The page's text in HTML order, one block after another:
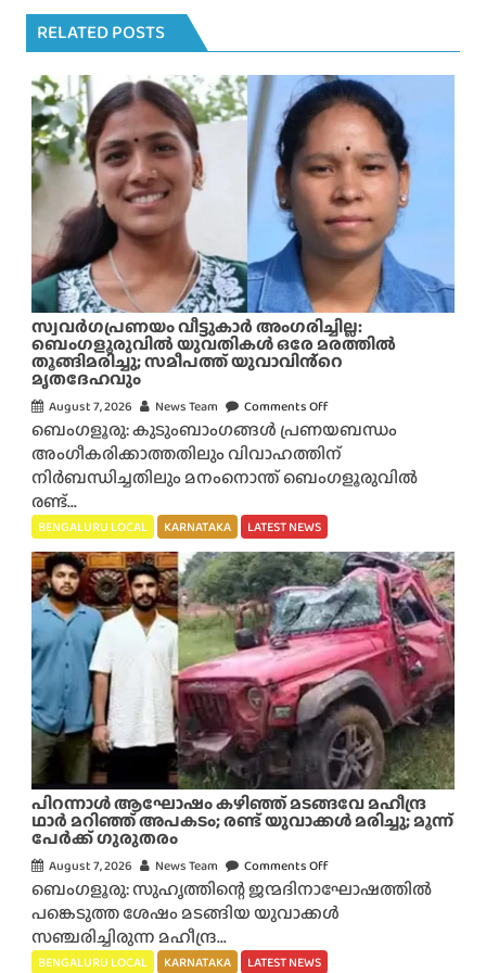
RELATED POSTS
സ്വവർഗപ്രണയം വീട്ടുകാർ അംഗരിച്ചില്ല:
ബെംഗളൂരുവിൽ യുവതികൾ ഒരേ മരത്തിൽ
തൂങ്ങിമരിച്ചു; സമീപത്ത് യുവാവിൻ്റെ
മൃതദേഹവും
August 7, 2026 News Team Comments Off
n
സ്വ
വ
പ്ര
ണ
യം
വീ
ട്ടു
കാ
ർ
അം
ഗ
രി
ച്ചി
ല്ല
ഗ
ളൂ
ബെംഗളൂരു: കുടുംബാംഗങ്ങൾ പ്രണയബന്ധം
അംഗീകരിക്കാത്തതിലും വിവാഹത്തിന്
നിർബന്ധിച്ചതിലും മനംനൊന്ത് ബെംഗളൂരുവിൽ
രണ്ട്...
BENGALURU LOCAL KARNATAKA LATEST NEWS
പിറന്നാൾ ആഘോഷം കഴിഞ്ഞ് മടങ്ങവേ മഹീന്ദ്ര
ഥാർ മറിഞ്ഞ് അപകടം; രണ്ട് യുവാക്കൾ മരിച്ചു; മൂന്ന്
പേർക്ക് ഗുരുതരം
August 7, 2026 News Team Comments Off
n
പി
ബെംഗളൂരു: സുഹൃത്തിന്റെ ജന്മദിനാഘോഷത്തിൽ
പങ്കെടുത്ത ശേഷം മടങ്ങിയ യുവാക്കൾ
സഞ്ചരിച്ചിരുന്ന മഹീന്ദ്ര...
BENGALURU LOCAL KARNATAKA LATEST NEWS